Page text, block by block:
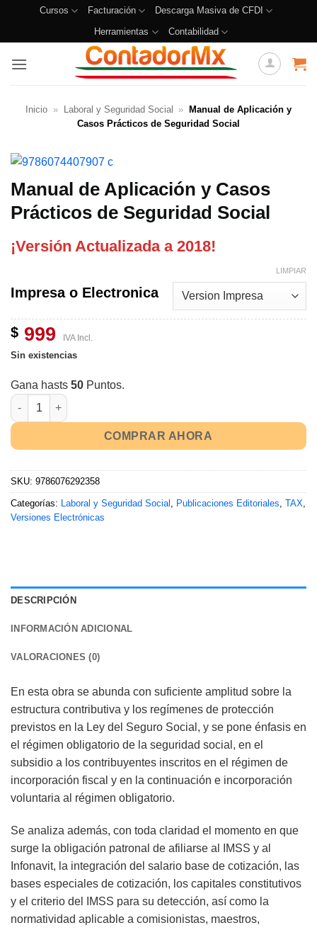
Cursos Facturación
Descarga Masiva de CFDI
Herramientas
Contabilidad
Inicio » Laboral y Seguridad Social »
Manual de Aplicación y
Casos Prácticos de Seguridad Social
Manual de Aplicación y Casos
Prácticos de Seguridad Social
¡Versión Actualizada a 2018!
Impresa o Electronica
LIMPIAR
$ 999 IVA Incl.
Sin existencias
Gana hasts 50 Puntos.
COMPRAR AHORA
SKU: 9786076292358
Categorías: Laboral y Seguridad Social Publicaciones Editoriales TAX
Versiones Electrónicas
DESCRIPCIÓN
INFORMACIÓN ADICIONAL
VALORACIONES (0)
En esta obra se abunda con suficiente amplitud sobre la
estructura contributiva y los regímenes de protección
previstos en la Ley del Seguro Social, y se pone énfasis en
el régimen obligatorio de la seguridad social, en el
subsidio a los contribuyentes inscritos en el régimen de
incorporación fiscal y en la continuación e incorporación
voluntaria al régimen obligatorio.
Se analiza además, con toda claridad el momento en que
surge la obligación patronal de afiliarse al IMSS y al
Infonavit, la integración del salario base de cotización, las
bases especiales de cotización, los capitales constitutivos
y el criterio del IMSS para su detección, así como la
normatividad aplicable a comisionistas, maestros,